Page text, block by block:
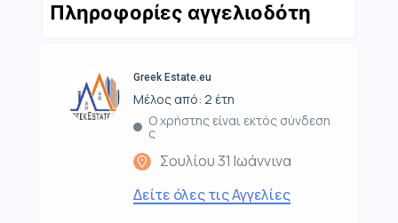
Πληροφορίες αγγελιοδότη
Greek Estate.eu
Μέλος από: 2 έτη
Ο χρήστης είναι εκτός σύνδεση
ς
Σουλίου 31 Ιωάννινα
Δείτε όλες τις Αγγελίες